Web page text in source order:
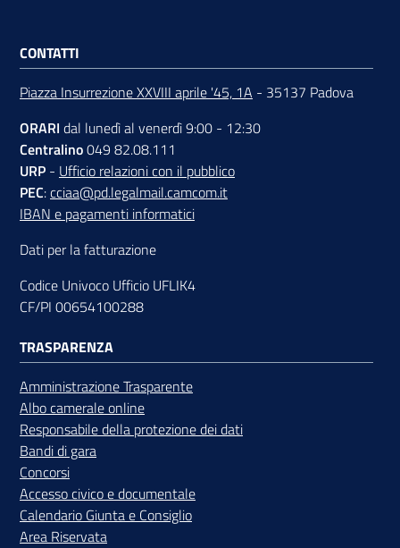
CONTATTI
Piazza Insurrezione XXVIII aprile '45, 1A - 35137 Padova
ORARI dal lunedì al venerdì 9:00 - 12:30
Centralino049 82.08.111
URP - Ufficio relazioni con il pubblico
PEC:cciaa@pd.legalmail.camcom.it
IBAN e pagamenti informatici
Dati per la fatturazione
Codice Univoco Ufficio UFLIK4
CF/PI 00654100288
TRASPARENZA
Amministrazione Trasparente
Albo camerale online
Responsabile della protezione dei dati
Bandi di gara
Concorsi
Accesso civico e documentale
Calendario Giunta e Consiglio
Area Riservata